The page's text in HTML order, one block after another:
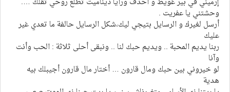
وحشتني يا عفريت .
أرسل لغيرك و الرسايل بتيجي ليك،شكل الرسايل حالفة ما تعدي غير
عليك
ربنا يديم المحبة .. ويديم حبك لنا .. ونبقى أحلى ثلاثة : الحب وأنت
وآنا
لو خيروني بين حبك ومال قارون … أختار مال قارون أجيبلك بيه
هدية